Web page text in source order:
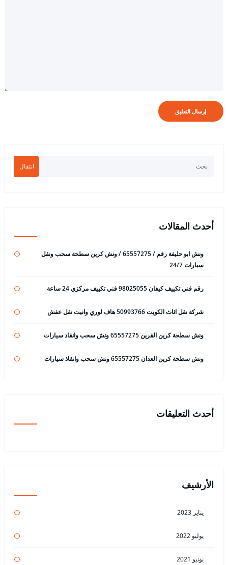
انتقال
أحدث المقالات
ونش ابو حليفة رقم / 65557275 / ونش كرين سطحة سحب ونقل
سيارات 24/7
رقم فني تكييف كيفان 98025055 فني تكييف مركزي 24 ساعة
شركة نقل اثاث الكويت 50993766 هاف لوري وانيت نقل عفش
ونش سطحة كرين القرين 65557275 ونش سحب وانقاذ سيارات
ونش سطحة كرين العدان 65557275 ونش سحب وانقاذ سيارات
أحدث التعليقات
الأرشيف
يناير 2023
يوليو 2022
يونيو 2021